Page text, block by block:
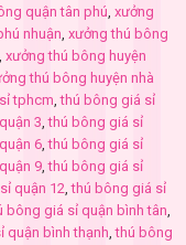
quận tân phú, xưởng
nhuận, xưởng thú bông
, xưởng thú bông huyện
thú bông huyện nhà
tphcm,thú bông giá sỉ
3,thú bông giá sỉ
6,thú bông giá sỉ
9,thú bông giá sỉ
quận 12,thú bông giá sỉ
bông giá sỉ quận bình tân,
quận bình thạnh,thú bông